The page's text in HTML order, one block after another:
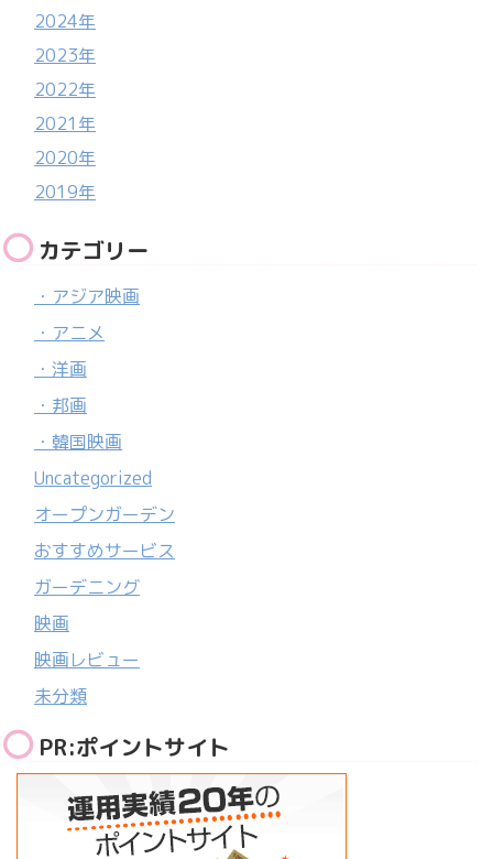
2024年
2023年
2022年
2021年
2020年
2019年
カテゴリー
・アジア映画
・アニメ
・洋画
・邦画
・韓国映画
Uncategorized
オープンガーデン
おすすめサービス
ガーデニング
映画
映画レビュー
未分類
PR:ポイントサイト